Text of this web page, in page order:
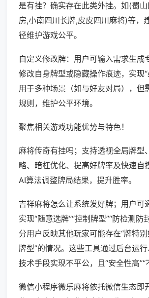
是有挂？确实存在此类外挂。如(蜀
房,小南四川长牌,皮皮四川麻将)等，
径维护游戏公平。
自定义修改牌：用户可输入需求生成
修改自身牌型或隐藏操作痕迹，实现
用于多种场景（如与好友对局），但
规则，维护公平环境。
聚焦相关游戏功能优势与特色！
麻将传奇有挂吗；支持透视全局牌型
略、暗杠优化、提高好牌率及快速自
AI算法调整牌局结果，提升胜率。
吉祥麻将怎么让系统发好牌；用户可
实现“随意选牌”“控制牌型”“防检测防
分用户反映其他玩家可能存在“牌特别
牌型”的情况。这些工具通过后台运
技术手段实现不平公，且“安全性高”“
微信小程序微乐麻将依托微信生态即